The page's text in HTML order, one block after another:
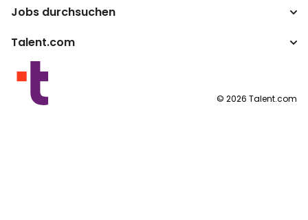
Lohnumrechner
Unternehmen
Jobs durchsuchen
Top-Suchanfragen
Nach Standort
By category
Talent.com
Mehr Länder
Nutzungsbedingungen
© 2026 Talent.com